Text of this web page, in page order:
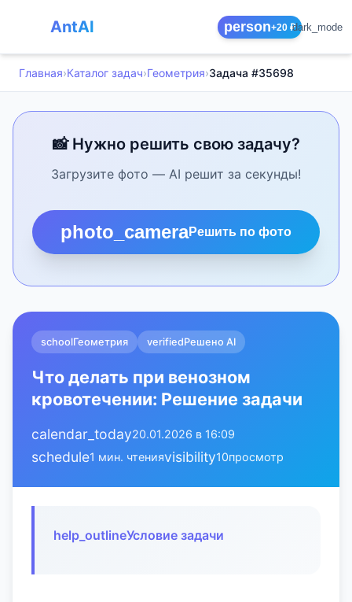
AntAI person+20 ₽dark_mode
Главная›Каталог задач›Геометрия›Задача #35698
📸 Нужно решить свою задачу?
Загрузите фото — AI решит за секунды!
photo_cameraРешить по фото
schoolГеометрия verifiedРешено AI
Что делать при венозном
кровотечении: Решение задачи
calendar_today20.01.2026 в 16:09
schedule1 мин. чтенияvisibility10просмотр
help_outlineУсловие задачи